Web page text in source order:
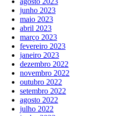
junho 2023
maio 2023
abril 2023
março 2023
fevereiro 2023
janeiro 2023
dezembro 2022
novembro 2022
outubro 2022
setembro 2022
agosto 2022
julho 2022